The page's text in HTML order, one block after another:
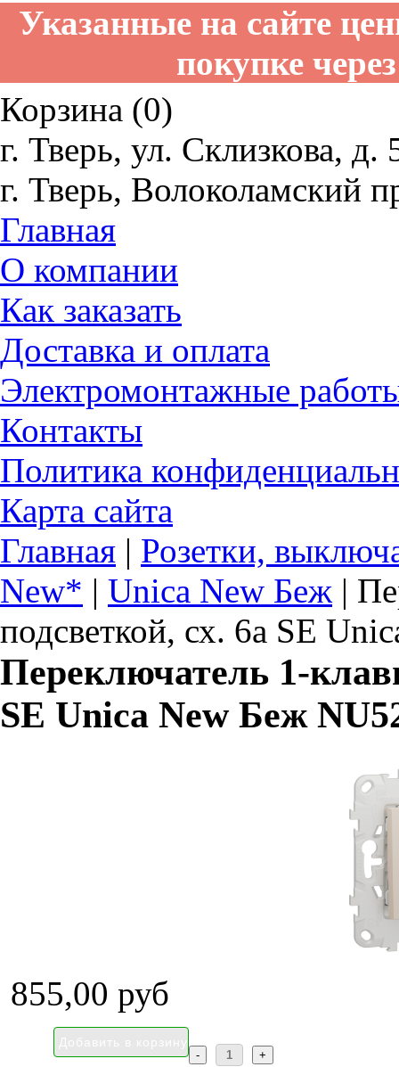
Указанные на сайте
покупке
Корзина (0)
г. Тверь, ул. Склизкова, д.
г. Тверь, Волоколамский
Главная
О компании
Как заказать
Доставка и оплата
Электромонтажные
Контакты
Политика
Карта сайта
Главная | Розетки,
New* | Unica New Беж |
подсветкой, сх. 6а SE
Переключатель 1-
SE Unica New Беж
855,00 руб